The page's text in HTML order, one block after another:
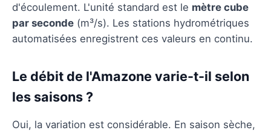
d'écoulement. L'unité standard est le mètre cube
par seconde (m³/s). Les stations hydrométriques
automatisées enregistrent ces valeurs en continu.
Le débit de l'Amazone varie-t-il selon
les saisons ?
Oui, la variation est considérable. En saison sèche,